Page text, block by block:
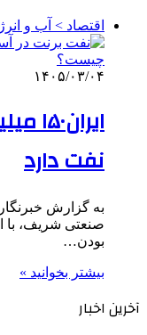
اقتصاد > آب و
۱۴۰۵/۰۳/۰۴
نفت دارد
به گزارش
صنعتی شریف، با
بودن…
بیشتر بخوانید »
آخرین اخبار